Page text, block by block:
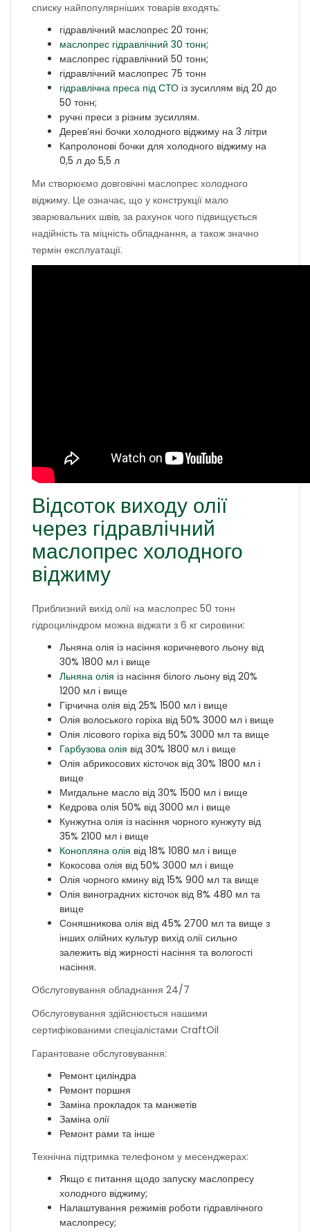
списку найпопулярніших товарів входять:
гідравлічний маслопрес 20 тонн;
маслопрес гідравлічний 30 тонн;
маслопрес гідравлічний 50 тонн;
гідравлічний маслопрес 75 тонн
гідравлічна преса під СТО із зусиллям від 20 до
50 тонн;
ручні преси з різним зусиллям.
Дерев’яні бочки холодного віджиму на 3 літри
Капролонові бочки для холодного віджиму на
0,5 л до 5,5 л
Ми створюємо довговічні маслопрес холодного
віджиму. Це означає, що у конструкції мало
зварювальних швів, за рахунок чого підвищується
надійність та міцність обладнання, а також значно
термін експлуатації.
Відсоток виходу олії
через гідравлічний
маслопрес холодного
віджиму
Приблизний вихід олії на маслопрес 50 тонн
гідроциліндром можна віджати з 6 кг сировини:
Льняна олія із насіння коричневого льону від
30% 1800 мл і вище
Льняна олія із насіння білого льону від 20%
1200 мл і вище
Гірчична олія від 25% 1500 мл і вище
Олія волоського горіха від 50% 3000 мл і вище
Олія лісового горіха від 50% 3000 мл та вище
Гарбузова олія від 30% 1800 мл і вище
Олія абрикосових кісточок від 30% 1800 мл і
вище
Мигдальне масло від 30% 1500 мл і вище
Кедрова олія 50% від 3000 мл і вище
Кунжутна олія із насіння чорного кунжуту від
35% 2100 мл і вище
Конопляна олія від 18% 1080 мл і вище
Кокосова олія від 50% 3000 мл і вище
Олія чорного кмину від 15% 900 мл та вище
Олія виноградних кісточок від 8% 480 мл та
вище
Соняшникова олія від 45% 2700 мл та вище з
інших олійних культур вихід олії сильно
залежить від жирності насіння та вологості
насіння.
Обслуговування обладнання 24/7
Обслуговування здійснюється нашими
сертифікованими спеціалістами CraftOil
Гарантоване обслуговування:
Ремонт циліндра
Ремонт поршня
Заміна прокладок та манжетів
Заміна олії
Ремонт рами та інше
Технічна підтримка телефоном у месенджерах:
Якщо є питання щодо запуску маслопресу
холодного віджиму;
Налаштування режимів роботи гідравлічного
маслопресу;